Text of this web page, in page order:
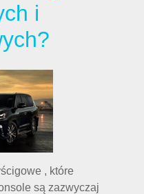
i
, które
są zazwyczaj